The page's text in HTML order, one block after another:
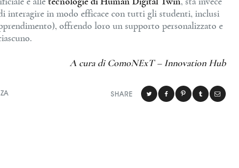
interagire in modo efficace con tutti gli studenti, inclusi
offrendo loro un supporto personalizzato e
A cura di ComoNExT – Innovation Hub
SHARE